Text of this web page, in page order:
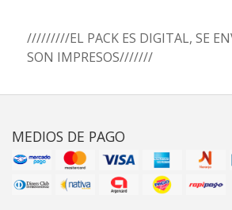
/////////EL PACK ES DIGITAL, SE
SON IMPRESOS///////
MEDIOS DE PAGO